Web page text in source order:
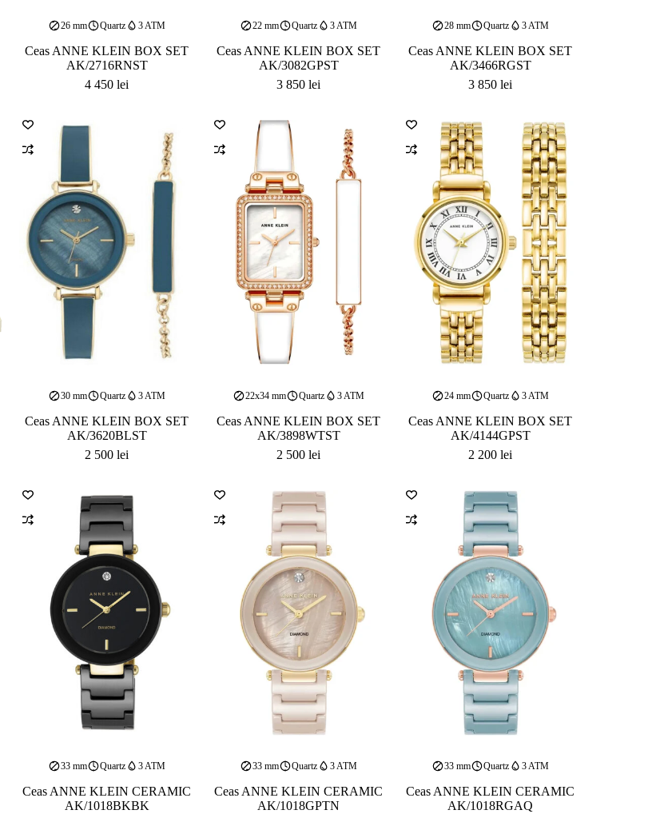
26 mm Quartz 3 ATM
Ceas ANNE KLEIN BOX SET
AK/2716RNST
4 450lei
22 mm Quartz 3 ATM
Ceas ANNE KLEIN BOX SET
AK/3082GPST
3 850lei
28 mm Quartz 3 ATM
Ceas ANNE KLEIN BOX SET
AK/3466RGST
3 850lei
30 mm Quartz 3 ATM
Ceas ANNE KLEIN BOX SET
AK/3620BLST
2 500lei
22x34 mm Quartz 3 ATM
Ceas ANNE KLEIN BOX SET
AK/3898WTST
2 500lei
24 mm Quartz 3 ATM
Ceas ANNE KLEIN BOX SET
AK/4144GPST
2 200lei
33 mm Quartz 3 ATM
Ceas ANNE KLEIN CERAMIC
AK/1018BKBK
33 mm Quartz 3 ATM
Ceas ANNE KLEIN CERAMIC
AK/1018GPTN
33 mm Quartz 3 ATM
Ceas ANNE KLEIN CERAMIC
AK/1018RGAQ